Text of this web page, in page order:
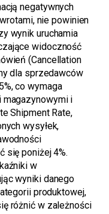
negatywnych
nie powinien
wynik uruchamia
widoczność
(Cancellation
dla sprzedawców
co wymaga
magazynowymi i
Shipment Rate,
wysyłek,
się poniżej 4%.
w
wyniki danego
produktowej,
różnić w zależności